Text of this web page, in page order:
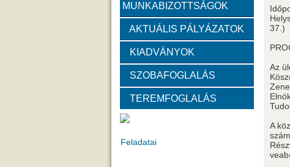
Emlékérem Év Kutatója
Szervezeti felépítése
Választott vezetők Akadémikusok
Tanácskozási jogú tagok SZMSZ
Feladatai
MUNKABIZOTTSÁGOK
AKTUÁLIS PÁLYÁZATOK
KIADVÁNYOK
SZOBAFOGLALÁS
TEREMFOGLALÁS
37.)
Az
A